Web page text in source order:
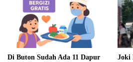
Di Buton Sudah Ada 11 Dapur
Joki